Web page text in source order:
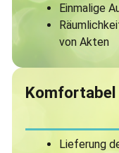
Einmalige
von Akten
Komfortabel
Lieferung